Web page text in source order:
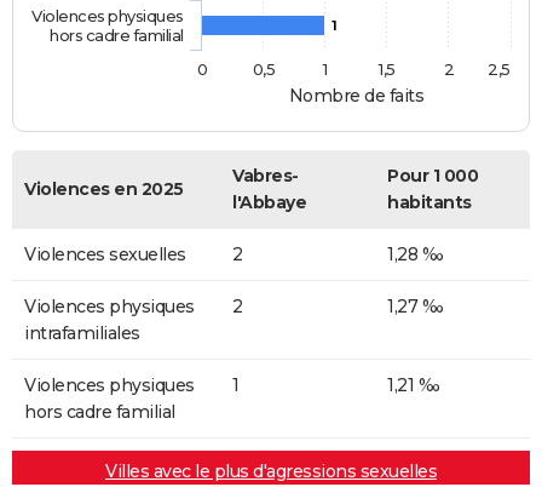
Nombre de faits
1
Violences physiques
hors cadre familial
0
0,5 1 1,5 2 2,5
Violences en 2025
Vabres-
l'Abbaye
Pour 1 000
habitants
Violences sexuelles 2 1,28 ‰
Violences physiques
intrafamiliales
2 1,27 ‰
Violences physiques
hors cadre familial
1 1,21 ‰
Villes avec le plus d'agressions sexuelles